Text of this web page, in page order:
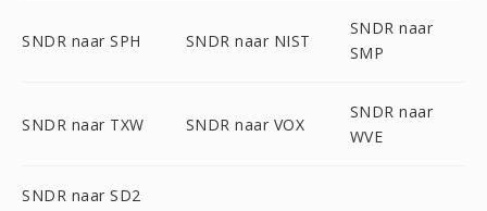
SNDR naar SPH SNDR naar NIST
SNDR naar
SMP
SNDR naar TXW SNDR naar VOX
SNDR naar
WVE
SNDR naar SD2